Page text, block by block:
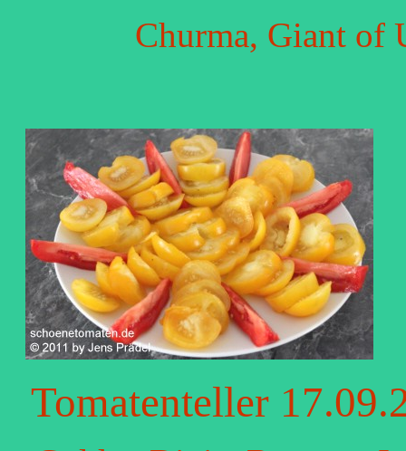
Churma, Giant of
Tomatenteller